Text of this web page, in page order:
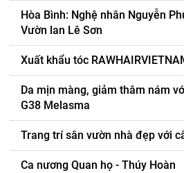
Hòa Bình: Nghệ nhân Nguyễn
Vườn lan Lê Sơn
Xuất khẩu tóc
Da mịn màng, giảm thâm nám
G38 Melasma
Trang trí sân vườn nhà đẹp với
Ca nương Quan họ - Thúy Hoàn